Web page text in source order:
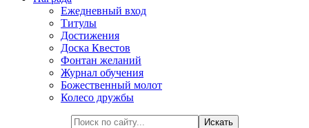
Ежедневный вход
Титулы
Достижения
Доска Квестов
Фонтан желаний
Журнал обучения
Божественный молот
Колесо дружбы